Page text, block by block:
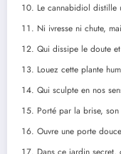
Le cannabidiol distille
Ni ivresse ni chute,
Qui dissipe le doute
Louez cette plante
Qui sculpte en nos
Porté par la brise,
Ouvre une porte